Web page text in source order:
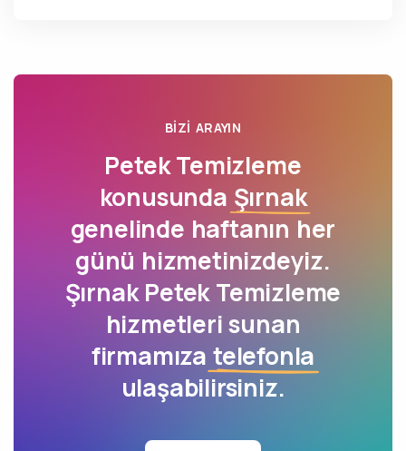
BIZI ARAYIN
Petek Temizleme
konusunda Şırnak
genelinde haftanın her
günü hizmetinizdeyiz.
Şırnak Petek Temizleme
hizmetleri sunan
firmamıza telefonla
ulaşabilirsiniz.